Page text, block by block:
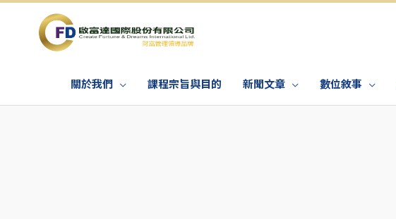
關於我們 課程宗旨與目的 新聞文章 數位敘事